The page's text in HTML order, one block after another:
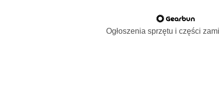
Ogłoszenia sprzętu i części